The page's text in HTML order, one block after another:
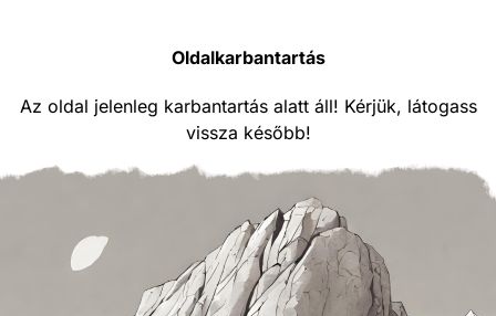
Oldalkarbantartás
Az oldal jelenleg karbantartás alatt áll! Kérjük, látogass
vissza később!